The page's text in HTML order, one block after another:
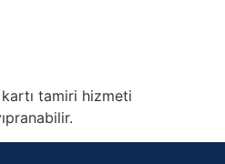
tamiri hizmeti